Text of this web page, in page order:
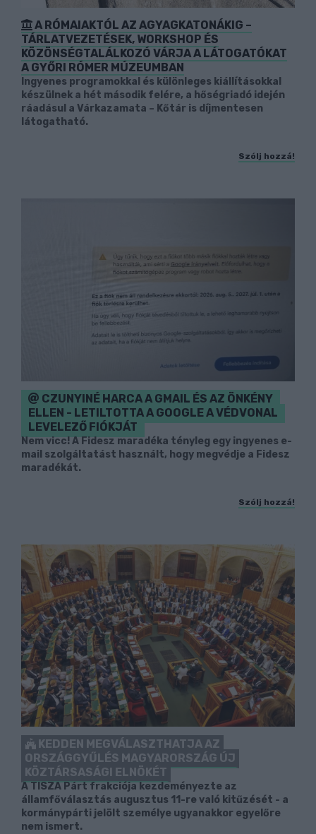
A RÓMAIAKTÓL AZ AGYAGKATONÁKIG –
TÁRLATVEZETÉSEK, WORKSHOP ÉS
KÖZÖNSÉGTALÁLKOZÓ VÁRJA A LÁTOGATÓKAT
A GYŐRI RÓMER MÚZEUMBAN
Ingyenes programokkal és különleges kiállításokkal
készülnek a hét második felére, a hőségriadó idején
ráadásul a Várkazamata – Kőtár is díjmentesen
látogatható.
Szólj hozzá!
CZUNYINÉ HARCA A GMAIL ÉS AZ ÖNKÉNY
ELLEN - LETILTOTTA A GOOGLE A VÉDVONAL
LEVELEZŐ FIÓKJÁT
Nem vicc! A Fidesz maradéka tényleg egy ingyenes e-
mail szolgáltatást használt, hogy megvédje a Fidesz
maradékát.
Szólj hozzá!
KEDDEN MEGVÁLASZTHATJA AZ
ORSZÁGGYŰLÉS MAGYARORSZÁG ÚJ
KÖZTÁRSASÁGI ELNÖKÉT
A TISZA Párt frakciója kezdeményezte az
államfőválasztás augusztus 11-re való kitűzését - a
kormánypárti jelölt személye ugyanakkor egyelőre
nem ismert.